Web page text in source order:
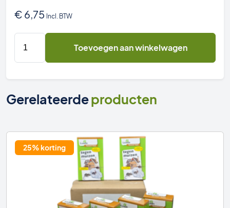
€ 6,75 Incl. BTW
Luxan
Tomorin
Pasta
Toevoegen aan winkelwagen
Gerelateerdeproducten
25% korting